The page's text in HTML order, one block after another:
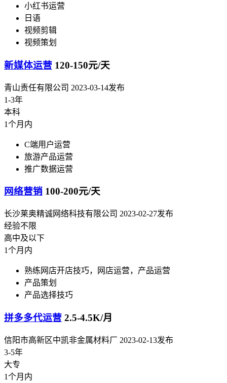
小红书运营
日语
视频剪辑
视频策划
新媒体运营 120-150元/天
青山责任有限公司 2023-03-14发布
1-3年
本科
1个月内
C端用户运营
旅游产品运营
推广数据运营
网络营销 100-200元/天
长沙莱奥精诚网络科技有限公司 2023-02-27发布
经验不限
高中及以下
1个月内
熟练网店开店技巧，网店运营，产品运营
产品策划
产品选择技巧
拼多多代运营 2.5-4.5K/月
信阳市高新区中凯非金属材料厂 2023-02-13发布
3-5年
大专
1个月内